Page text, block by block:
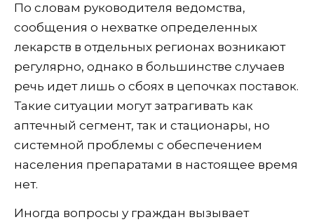
По словам руководителя ведомства,
сообщения о нехватке определенных
лекарств в отдельных регионах возникают
регулярно, однако в большинстве случаев
речь идет лишь о сбоях в цепочках поставок.
Такие ситуации могут затрагивать как
аптечный сегмент, так и стационары, но
системной проблемы с обеспечением
населения препаратами в настоящее время
нет.
Иногда вопросы у граждан вызывает